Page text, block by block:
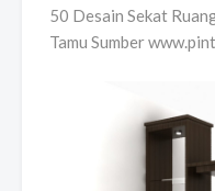
50 Desain Sekat
Tamu Sumber